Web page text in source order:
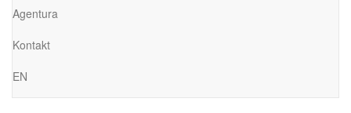
Agentura
Kontakt
EN